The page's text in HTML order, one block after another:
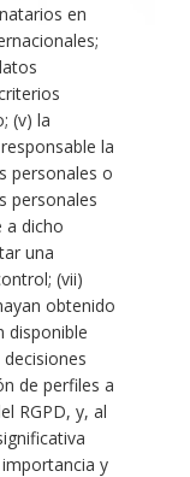
en
(v) la
la
personales o
personales
a dicho
una
(vii)
obtenido
disponible
de perfiles a
RGPD, y, al
y